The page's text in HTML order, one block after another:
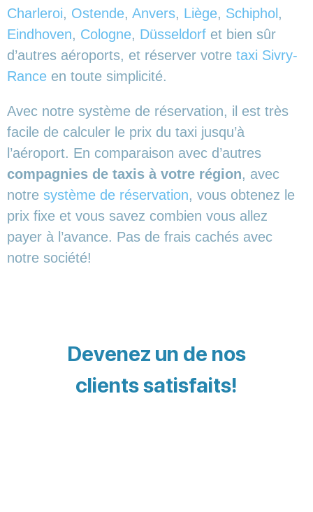
Charleroi, Ostende, Anvers, Liège, Schiphol ,
Eindhoven, Cologne, Düsseldorf et bien sûr
d’autres aéroports, et réserver votre taxi Sivry-
Rance en toute simplicité.
Avec notre système de réservation, il est très
facile de calculer le prix du taxi jusqu’à
l’aéroport. En comparaison avec d’autres
compagnies de taxis à votre région, avec
notre système de réservation, vous obtenez le
prix fixe et vous savez combien vous allez
payer à l’avance. Pas de frais cachés avec
notre société!
Devenez un de nos
clients satisfaits!